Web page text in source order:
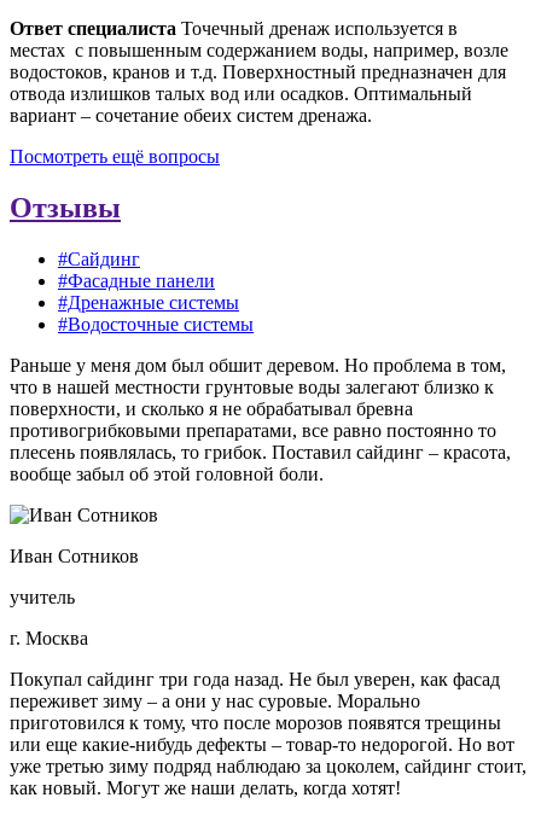
Ответ специалиста Точечный дренаж используется в
местах с повышенным содержанием воды, например, возле
водостоков, кранов и т.д. Поверхностный предназначен для
отвода излишков талых вод или осадков. Оптимальный
вариант – сочетание обеих систем дренажа.
Посмотреть ещё вопросы
Отзывы
#Сайдинг
#Фасадные панели
#Дренажные системы
#Водосточные системы
Раньше у меня дом был обшит деревом. Но проблема в том,
что в нашей местности грунтовые воды залегают близко к
поверхности, и сколько я не обрабатывал бревна
противогрибковыми препаратами, все равно постоянно то
плесень появлялась, то грибок. Поставил сайдинг – красота,
вообще забыл об этой головной боли.
Иван Сотников
учитель
г. Москва
Покупал сайдинг три года назад. Не был уверен, как фасад
переживет зиму – а они у нас суровые. Морально
приготовился к тому, что после морозов появятся трещины
или еще какие-нибудь дефекты – товар-то недорогой. Но вот
уже третью зиму подряд наблюдаю за цоколем, сайдинг стоит,
как новый. Могут же наши делать, когда хотят!